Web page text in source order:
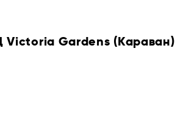
Victoria Gardens (Караван)